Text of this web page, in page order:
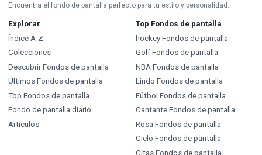
Encuentra el fondo de pantalla perfecto para tu estilo y personalidad.
Explorar
Índice A-Z
Colecciones
Descubrir Fondos de pantalla
Últimos Fondos de pantalla
Top Fondos de pantalla
Fondo de pantalla diario
Artículos
Top Fondos de pantalla
hockey Fondos de pantalla
Golf Fondos de pantalla
NBA Fondos de pantalla
Lindo Fondos de pantalla
Fútbol Fondos de pantalla
Cantante Fondos de pantalla
Rosa Fondos de pantalla
Cielo Fondos de pantalla
Citas Fondos de pantalla